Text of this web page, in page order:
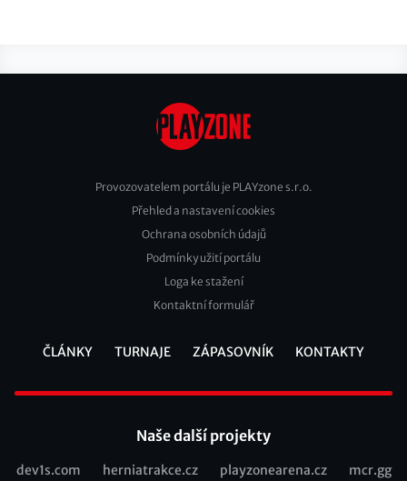
Footer
Provozovatelem portálu je PLAYzone s.r.o.
Přehled a nastavení cookies
Ochrana osobních údajů
Podmínky užití portálu
Loga ke stažení
Kontaktní formulář
ČLÁNKY TURNAJE ZÁPASOVNÍK KONTAKTY
Naše další projekty
dev1s.com herniatrakce.cz playzonearena.cz mcr.gg